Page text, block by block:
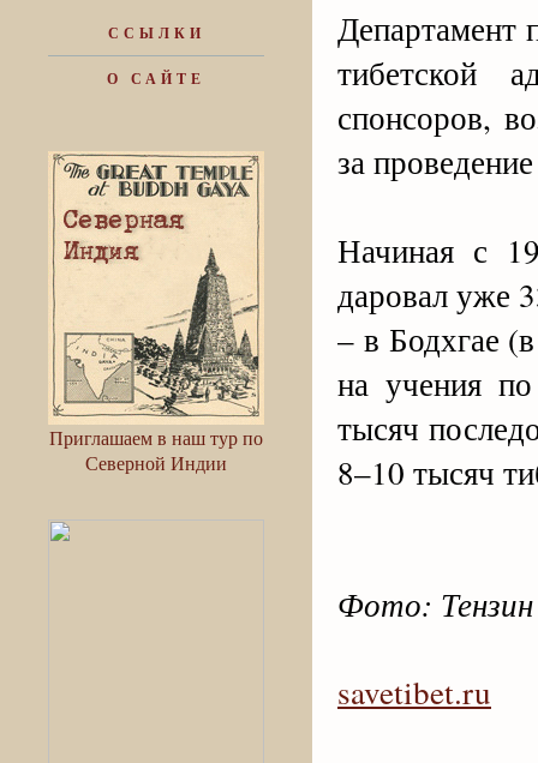
ССЫЛКИ
О САЙТЕ
Приглашаем в наш тур по
Северной Индии
Департамент
тибетской
спонсоров,
за
Начиная с
даровал уже
– в Бодхгае
на учения
тысяч
8–10 тысяч
Фото:
savetibet.ru